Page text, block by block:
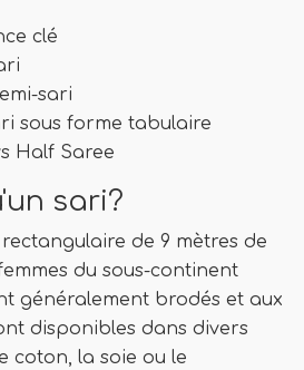
clé
sari
sous forme tabulaire
Half Saree
sari?
de 9 mètres de
du sous-continent
généralement brodés et aux
disponibles dans divers
coton, la soie ou le